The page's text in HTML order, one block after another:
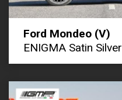
Ford Mondeo (V)
ENIGMA Satin Silver